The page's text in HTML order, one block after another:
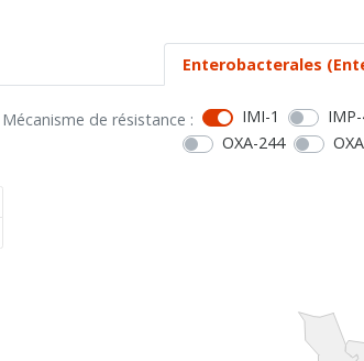
Enterobacterales
Mécanisme de résistance : IMI-1
OXA-244